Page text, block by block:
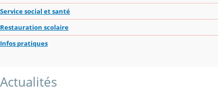
Service social et santé
Restauration scolaire
Infos pratiques
Actualités